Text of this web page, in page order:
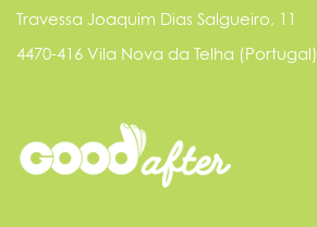
Travessa Joaquim Dias Salgueiro, 11
4470-416 Vila Nova da Telha (Portugal)